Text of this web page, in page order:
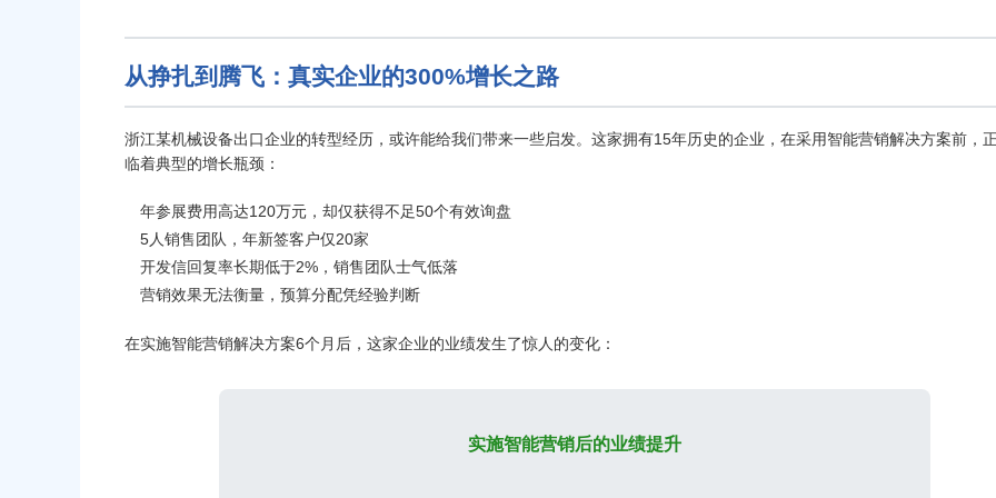
从挣扎到腾飞：真实企业的300%增长之路
浙江某机械设备出口企业的转型经历，或许能给我们带来一些启发。这家拥有15年历史的企业，在采用智能营销解决方案前，
临着典型的增长瓶颈：
年参展费用高达120万元，却仅获得不足50个有效询盘
5人销售团队，年新签客户仅20家
开发信回复率长期低于2%，销售团队士气低落
营销效果无法衡量，预算分配凭经验判断
在实施智能营销解决方案6个月后，这家企业的业绩发生了惊人的变化：
实施智能营销后的业绩提升